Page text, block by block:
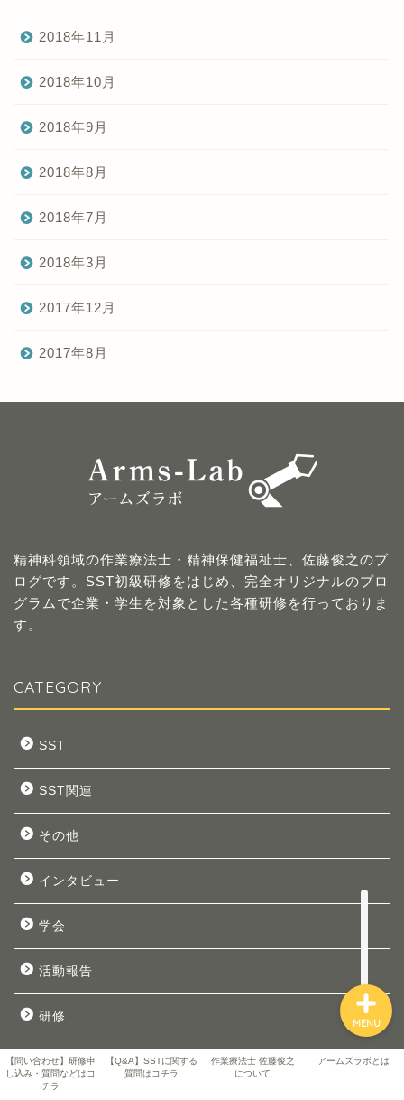
2018年11月
2018年10月
2018年9月
2018年8月
2018年7月
2018年3月
2017年12月
2017年8月
精神科領域の作業療法士・精神保健福祉士、佐藤俊之のブ
ログです。SST初級研修をはじめ、完全オリジナルのプロ
グラムで企業・学生を対象とした各種研修を行っておりま
す。
CATEGORY
SST
SST関連
その他
インタビュー
学会
活動報告
研修
研修情報
【問い合わせ】研修申
し込み・質問などはコ
チラ
【Q&A】SSTに関する
質問はコチラ
作業療法士 佐藤俊之
について
アームズラボとは
MENU